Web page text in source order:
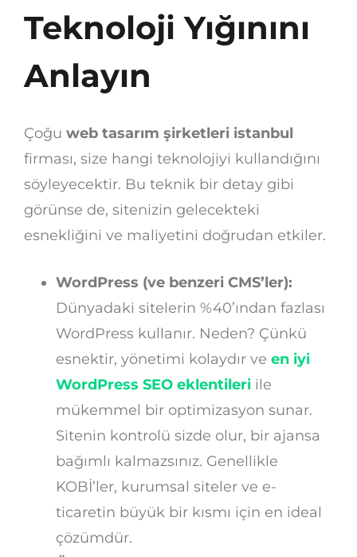
Teknoloji Yığınını
Anlayın
Çoğu web tasarım şirketleri istanbul
firması, size hangi teknolojiyi kullandığını
söyleyecektir. Bu teknik bir detay gibi
görünse de, sitenizin gelecekteki
esnekliğini ve maliyetini doğrudan etkiler.
WordPress (ve benzeri CMS’ler):
Dünyadaki sitelerin %40’ından fazlası
WordPress kullanır. Neden? Çünkü
esnektir, yönetimi kolaydır ve en iyi
WordPress SEO eklentileri ile
mükemmel bir optimizasyon sunar.
Sitenin kontrolü sizde olur, bir ajansa
bağımlı kalmazsınız. Genellikle
KOBİ’ler, kurumsal siteler ve e-
ticaretin büyük bir kısmı için en ideal
çözümdür.